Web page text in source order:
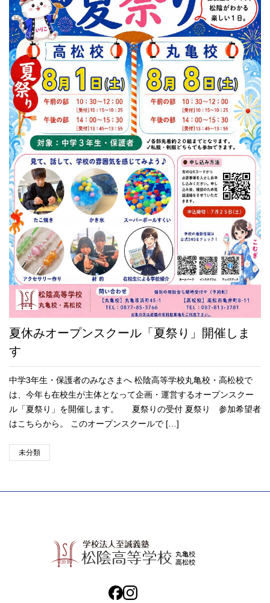
夏休みオープンスクール「夏祭り」開催しま
す
中学3年生・保護者のみなさまへ 松陰高等学校丸亀校・高松校で
は、今年も在校生が主体となって企画・運営するオープンスクー
ル「夏祭り」を開催します。 夏祭りの受付 夏祭り 参加希望者
はこちらから。 このオープンスクールで […]
未分類